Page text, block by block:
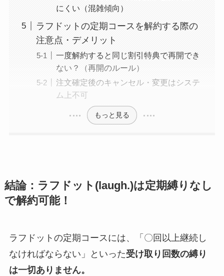
にくい（混雑傾向）
ラフドットの定期コースを解約する際の
注意点・デメリット
一度解約すると同じ割引特典で再開でき
ない？（再開のルール）
注文確定後のキャンセル・変更はシステ
ム上不可
もっと見る
結論：ラフドット(laugh.)は定期縛りなし
で解約可能！
ラフドットの定期コースには、「〇回以上継続し
なければならない」といった受け取り回数の縛り
は一切ありません。